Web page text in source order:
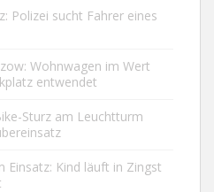
Polizei sucht Fahrer eines
Wohnwagen im Wert
entwendet
Sturz am Leuchtturm
Einsatz: Kind läuft in Zingst